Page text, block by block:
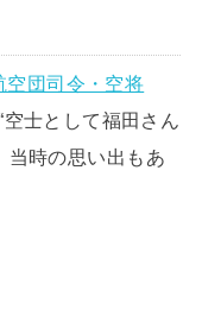
空団司令・空将
空士として福田さん
当時の思い出もあ